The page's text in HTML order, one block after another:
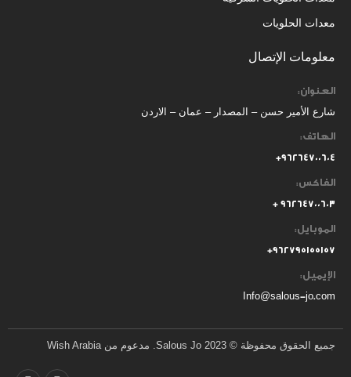
معدات الحلويات
معلومات الإتصال
العنوان:
شارع الأمير حسن – المصدار – عمان – الاردن
الهاتف:
٩٦٢٦٤٧٠٠٦٠٤+
الفاكس:
٩٦٢٦٤٧٠٠٦٠٣ +
الموبايل:
٩٦٢٧٩٥١٥٥١٥٧+
الإيميل:
Info@salous-jo.com
جميع الحقوق محفوظة © 2023 Salous Jo. مدعوم من Wish Arabia